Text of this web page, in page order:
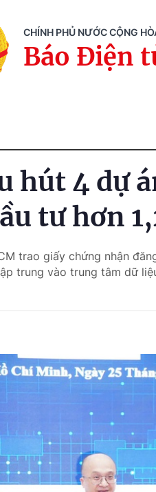
CHÍNH PHỦ NƯỚC CỘNG
Báo Điện
hút 4 dự
tư hơn
trao giấy chứng nhận
trung vào trung tâm dữ